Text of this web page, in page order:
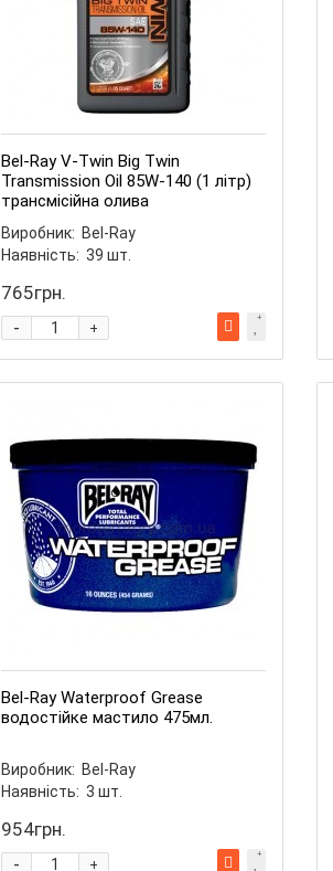
Bel-Ray V-Twin Big Twin
Transmission Oil 85W-140 (1 літр)
трансмісійна олива
Виробник: Bel-Ray
Наявність: 39 шт.
765грн.
+
-
Bel-Ray Waterproof Grease
водостійке мастило 475мл.
Виробник: Bel-Ray
Наявність: 3 шт.
954грн.
+
-